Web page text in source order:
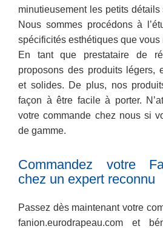
minutieusement les petits détails
Nous sommes procédons à
spécificités esthétiques que vous
En tant que prestataire de
proposons des produits légers,
et solides. De plus, nos
façon à être facile à porter.
votre commande chez nous si
de gamme.
Commandez votre
chez un expert reconnu
Passez dès maintenant votre
fanion.eurodrapeau.com et